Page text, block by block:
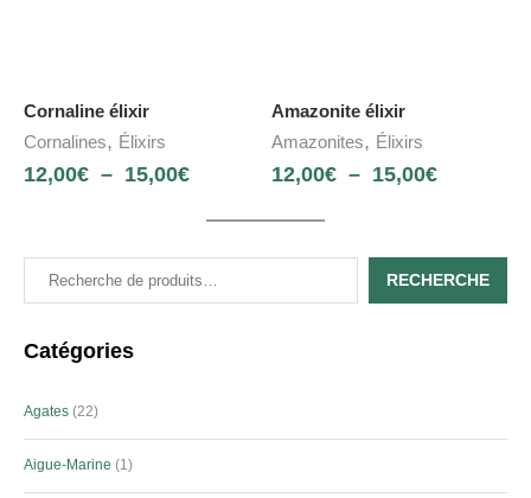
Cornaline élixir
Cornalines, Élixirs
12,00€ – 15,00€
Amazonite élixir
Amazonites, Élixirs
12,00€ – 15,00€
RECHERCHE
Catégories
Agates 22
Aigue-Marine 1